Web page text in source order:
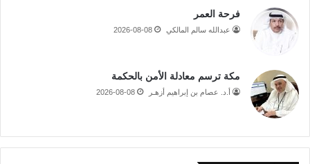
فرحة العمر
عبدالله سالم المالكي 2026-08-08
مكة ترسم معادلة الأمن بالحكمة
أ.د. عصام بن إبراهيم أزهـر 2026-08-08